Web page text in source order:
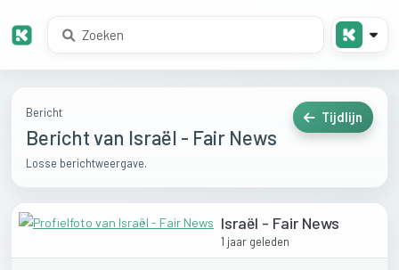
Bericht
Bericht van Israël - Fair News
Losse berichtweergave.
Tijdlijn
Israël - Fair News
1 jaar geleden